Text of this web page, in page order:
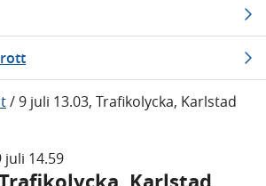
/9 juli 13.03, Trafikolycka, Karlstad
juli 14.59